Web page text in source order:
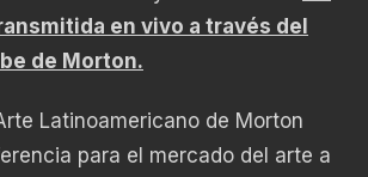
en vivo a través del
de Morton.
Latinoamericano de Morton
para el mercado del arte a